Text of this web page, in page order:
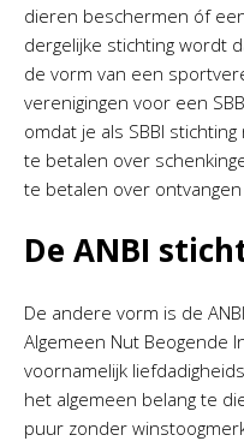
dieren beschermen óf
dergelijke stichting wordt
de vorm van een
verenigingen voor een
omdat je als SBBI
te betalen over
te betalen over
De ANBI
De andere vorm is de
Algemeen Nut Beogende
voornamelijk
het algemeen belang te
puur zonder